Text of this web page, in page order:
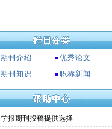
期刊介绍
优秀论文
期刊知识
职称新闻
学报期刊投稿提供选择